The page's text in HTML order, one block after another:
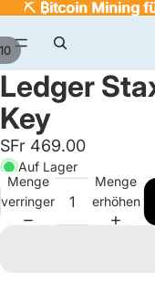
⛏️ ₿itcoin Mining
⛏️ ₿itcoin Mining
Ledger
Key
SFr 469.00
Auf Lager
Menge
verringern
Menge
erhöhen